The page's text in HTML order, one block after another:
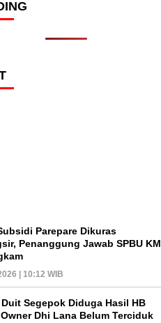
Parepare Dikuras
Penanggung Jawab SPBU KM
| 10:12 WIB
Duit Segepok Diduga Hasil HB
Dhi Lana Belum Terciduk